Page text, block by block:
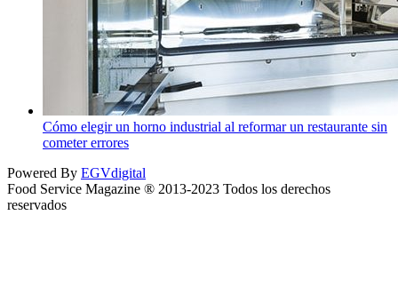
Cómo elegir un horno industrial al reformar un restaurante sin
cometer errores
Powered By EGVdigital
Food Service Magazine ® 2013-2023 Todos los derechos
reservados